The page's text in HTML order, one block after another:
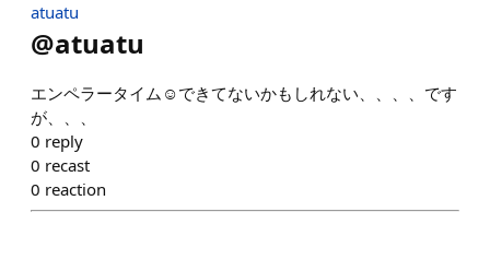
atuatu
@atuatu
エンペラータイム☺️できてないかもしれない、、、、です
が、、、
0 reply
0 recast
0 reaction